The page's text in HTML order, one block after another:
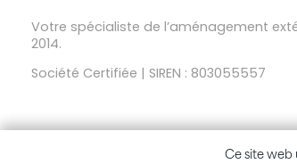
Ce site web
Votre spécialiste de l’aménagement
2014.
Société Certifiée | SIREN : 803055557
Ce site web